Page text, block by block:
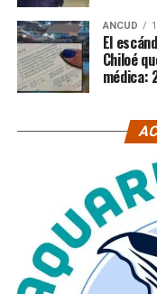
ANCUD
El
Chiloé
médica: